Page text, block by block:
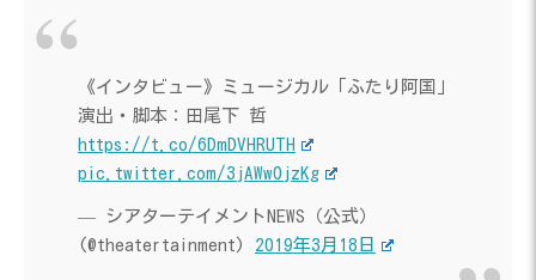
《インタビュー》ミュージカル「ふたり阿国」
演出・脚本：田尾下 哲
https://t.co/6DmDVHRUTH
pic.twitter.com/3jAWw0jzKg
— シアターテイメントNEWS（公式）
(@theatertainment) 2019年3月18日